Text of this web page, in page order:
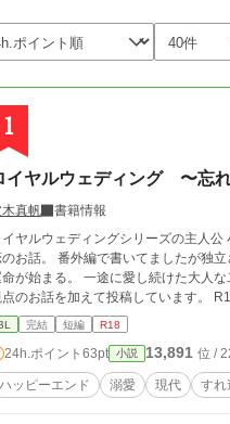
1
イヤルウェディング 〜忘
真帆
書籍情報
ヤルウェディングシリーズの主人
お話。 番外編で書いてましたが独
が始まる。 一途に愛し続けた大人
視点
完結 短編 R18
24h.ポイント 63pt 小説 13,891 位 /
ハッピーエンド 溺愛 現代 すれ